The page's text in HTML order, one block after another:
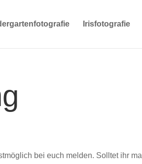
Irisfotografie
bei euch melden. Solltet ihr mal